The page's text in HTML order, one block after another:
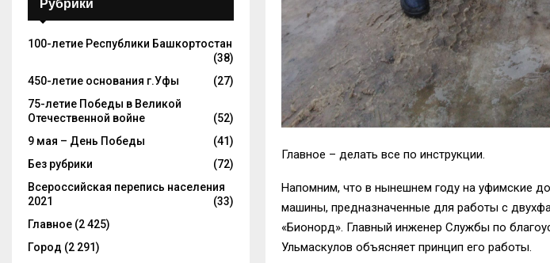
Главное – делать все по инструкции.
Напомним, что в нынешнем году на уфимские
машины, предназначенные для работы с
«Бионорд». Главный инженер Службы по
Ульмаскулов объясняет принцип его работы.
Рубрики
100-летие Республики Башкортостан
(38)
450-летие основания г.Уфы
(27)
75-летие Победы в Великой
Отечественной войне
(52)
9 мая – День Победы
(41)
Без рубрики
(72)
Всероссийская перепись населения
2021
(33)
Главное (2 425)
Город (2 291)